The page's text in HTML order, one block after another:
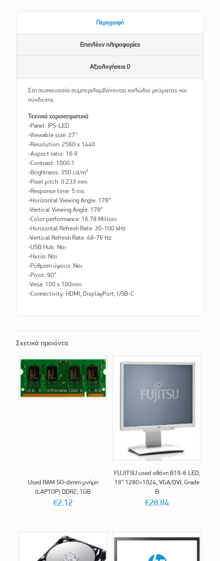
Περιγραφή
Επιπλέον πληροφορίες
Αξιολογήσεις 0
Στη συσκευασία συμπεριλαμβάνονται καλώδιο ρεύματος και
σύνδεσης.
Τεχνικά χαρακτηριστικά
-Panel: IPS-LED
-Viewable size: 27″
-Resolution: 2560 x 1440
-Aspect ratio: 16:9
-Contrast: 1000:1
-Brightness: 350 cd/m²
-Pixel pitch: 0.233 mm
-Response time: 5 ms
-Horizontal Viewing Angle: 178°
-Vertical Viewing Angle: 178°
-Color performance: 16.78 Million
-Horizontal Refresh Rate: 30-100 kHz
-Vertical Refresh Rate: 48-76 Hz
-USB Hub: Ναι
-Ηχεία: Ναι
-Ρύθμιση ύψους: Ναι
-Pivot: 90°
-Vesa: 100 x 100mm
-Connectivity: HDMI, DisplayPort, USB-C
Σχετικά προϊόντα
Used RAM SO-dimm μνήμη
(LAPTOP) DDR2, 1GB
€2.12
FUJITSU used οθόνη B19-6 LED,
19″ 1280×1024, VGA/DVI, Grade
B
€28.84